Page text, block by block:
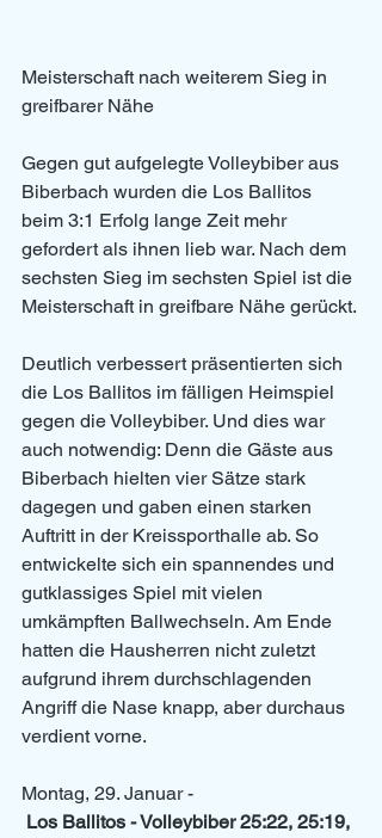
Meisterschaft nach weiterem Sieg in
greifbarer Nähe
Gegen gut aufgelegte Volleybiber aus
Biberbach wurden die Los Ballitos
beim 3:1 Erfolg lange Zeit mehr
gefordert als ihnen lieb war. Nach dem
sechsten Sieg im sechsten Spiel ist die
Meisterschaft in greifbare Nähe gerückt.
Deutlich verbessert präsentierten sich
die Los Ballitos im fälligen Heimspiel
gegen die Volleybiber. Und dies war
auch notwendig: Denn die Gäste aus
Biberbach hielten vier Sätze stark
dagegen und gaben einen starken
Auftritt in der Kreissporthalle ab. So
entwickelte sich ein spannendes und
gutklassiges Spiel mit vielen
umkämpften Ballwechseln. Am Ende
hatten die Hausherren nicht zuletzt
aufgrund ihrem durchschlagenden
Angriff die Nase knapp, aber durchaus
verdient vorne.
Montag, 29. Januar -
Los Ballitos - Volleybiber 25:22, 25:19,